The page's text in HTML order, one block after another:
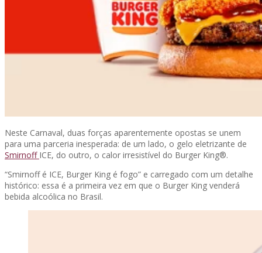
Neste Carnaval, duas forças aparentemente opostas se unem
para uma parceria inesperada: de um lado, o gelo eletrizante de
Smirnoff ICE, do outro, o calor irresistível do Burger King®.
“Smirnoff é ICE, Burger King é fogo” e carregado com um detalhe
histórico: essa é a primeira vez em que o Burger King venderá
bebida alcoólica no Brasil.